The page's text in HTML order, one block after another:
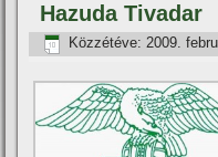
Hazuda Tivadar
Közzétéve: 2009.